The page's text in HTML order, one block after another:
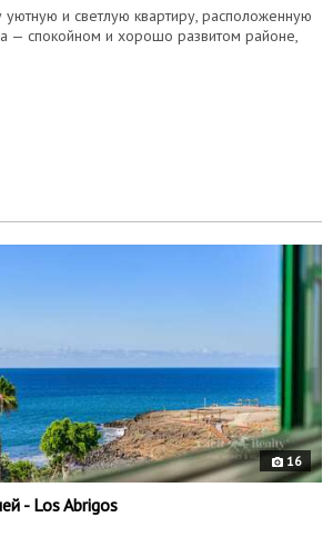
уютную и светлую квартиру, расположенную
— спокойном и хорошо развитом районе,
16
- Los Abrigos